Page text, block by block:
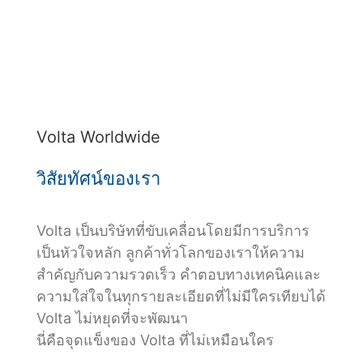
Volta Worldwide
วิสัยทัศน์ของเรา
Volta เป็นบริษัทที่ขับเคลื่อนโดยมีการบริการ
เป็นหัวใจหลัก ลูกค้าทั่วโลกของเราให้ความ
สำคัญกับความรวดเร็ว คำตอบทางเทคนิคและ
ความใส่ใจในทุกรายละเอียดที่ไม่มีใครเทียบได้
Volta ไม่หยุดที่จะพัฒนา
นี่คือจุดแข็งของ Volta ที่ไม่เหมือนใคร